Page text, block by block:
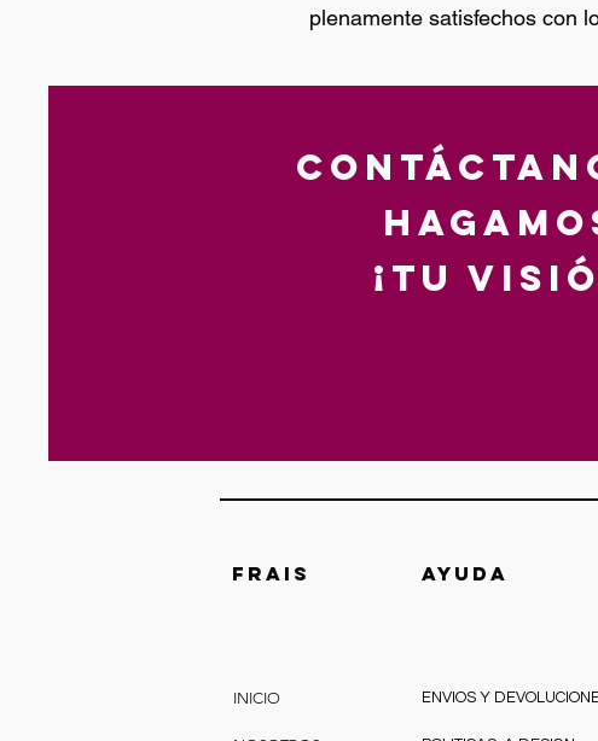
plenamente satisfechos con
¡Tu
FRAIS AYUDA
INICIO ENVIOS Y